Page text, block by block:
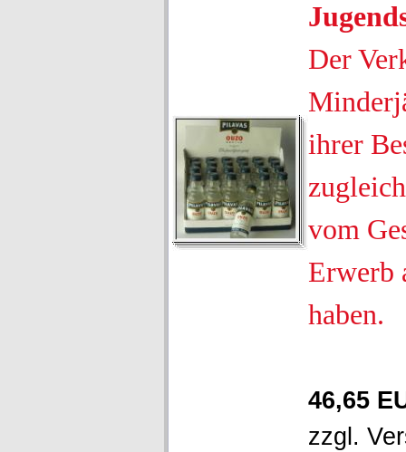
Der
ihrer
vom
Erwerb
haben.
46,65
zzgl.